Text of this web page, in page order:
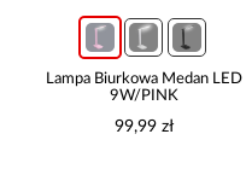
Lampa Biurkowa Medan LED
9W/PINK
99,99 zł